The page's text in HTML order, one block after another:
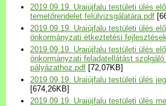
Települési Arculati
Kézikönyv
Hírek
Bezerédj Amália Óvoda
2019.09.19. Uraiújfalu testületi ülés
temetőrendelet felülvizsgálatára.pdf
2019.09.19. Uraiújfalu testületi ülés
önkormányzati étkeztetési
2019.09.19. Uraiújfalu testületi ülés
önkormányzati feladatellátást
pályázathoz.pdf [72,07KB]
2019.09.19. Uraiújfalu testületi ülés
[674,26KB]
2019.09.19. Uraiújfalu testületi ülés